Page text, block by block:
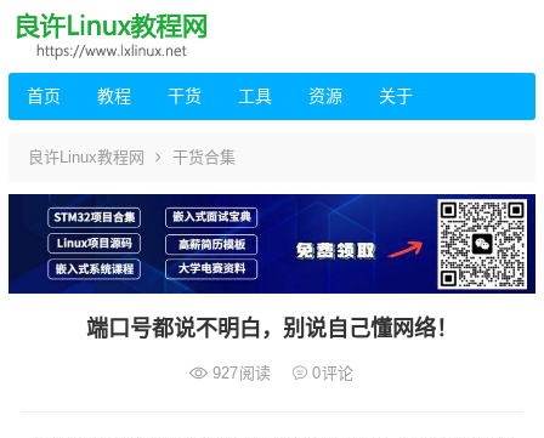
首页 教程 干货 工具 资源 关于
良许Linux教程网 干货合集
端口号都说不明白，别说自己懂网络！
927阅读 0评论